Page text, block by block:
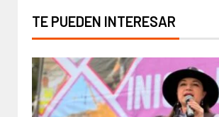
TE PUEDEN INTERESAR